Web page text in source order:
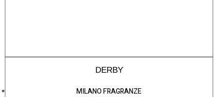
DERBY
MILANO FRAGRANZE